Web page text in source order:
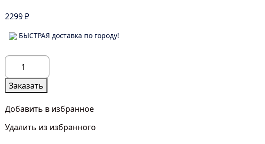
2299₽
БЫСТРАЯ доставка по городу!
Количество
товара
15
Желтых
Роз
см.)
Заказать
Добавить в избранное
Удалить из избранного